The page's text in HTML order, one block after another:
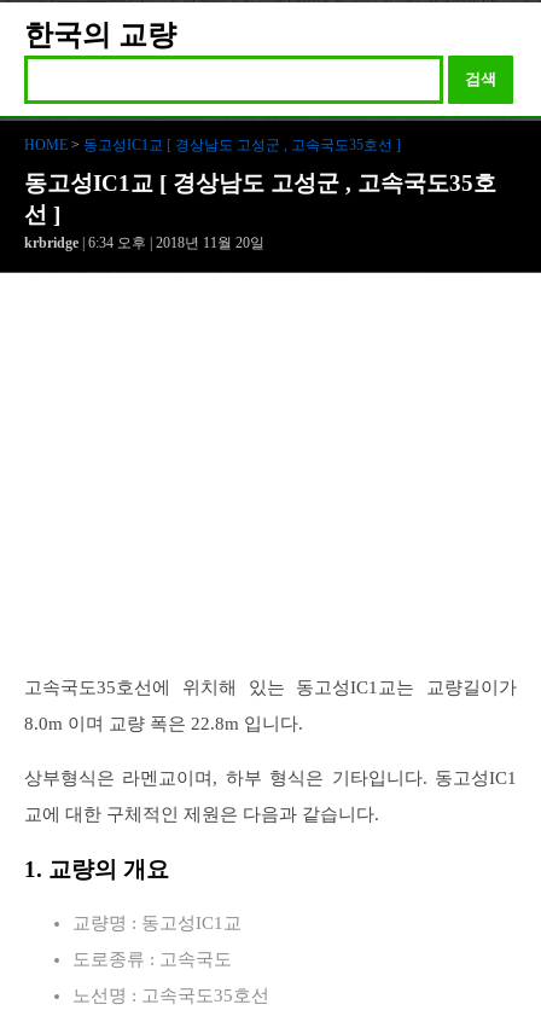
한국의 교량
검색
HOME > 동고성IC1교 [ 경상남도 고성군 , 고속국도35호선 ]
동고성IC1교 [ 경상남도 고성군 , 고속국도35호
선 ]
krbridge | 6:34 오후 | 2018년 11월 20일
고속국도35호선에 위치해 있는 동고성IC1교는 교량길이가
8.0m 이며 교량 폭은 22.8m 입니다.
상부형식은 라멘교이며, 하부 형식은 기타입니다. 동고성IC1
교에 대한 구체적인 제원은 다음과 같습니다.
1. 교량의 개요
교량명 : 동고성IC1교
도로종류 : 고속국도
노선명 : 고속국도35호선